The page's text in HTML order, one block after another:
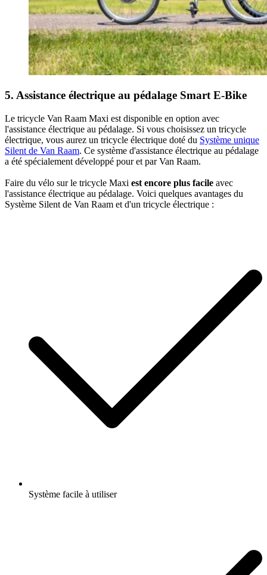
5. Assistance électrique au pédalage Smart E-Bike
Le tricycle Van Raam Maxi est disponible en option avec
l'assistance électrique au pédalage. Si vous choisissez un tricycle
électrique, vous aurez un tricycle électrique doté du Système unique
Silent de Van Raam. Ce système d'assistance électrique au pédalage
a été spécialement développé pour et par Van Raam.
Faire du vélo sur le tricycle Maxi est encore plus facile avec
l'assistance électrique au pédalage. Voici quelques avantages du
Système Silent de Van Raam et d'un tricycle électrique :
Système facile à utiliser